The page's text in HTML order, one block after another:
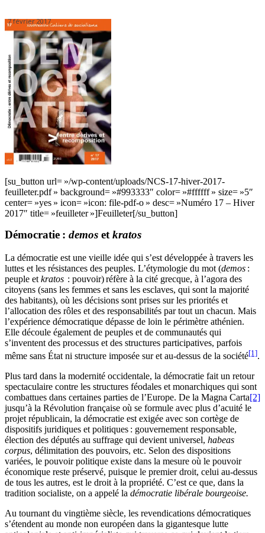
7 février 2017
[su_button url= »/wp-content/uploads/NCS-17-hiver-2017-
feuilleter.pdf » background= »#993333″ color= »#ffffff » size= »5″
center= »yes » icon= »icon: file-pdf-o » desc= »Numéro 17 – Hiver
2017″ title= »feuilleter »]Feuilleter[/su_button]
Démocratie : demos et kratos
La démocratie est une vieille idée qui s’est développée à travers les
luttes et les résistances des peuples. L’étymologie du mot (demos :
peuple et kratos : pouvoir) réfère à la cité grecque, à l’agora des
citoyens (sans les femmes et sans les esclaves, qui sont la majorité
des habitants), où les décisions sont prises sur les priorités et
l’allocation des rôles et des responsabilités par tout un chacun. Mais
l’expérience démocratique dépasse de loin le périmètre athénien.
Elle découle également de peuples et de communautés qui
s’inventent des processus et des structures participatives, parfois
même sans État ni structure imposée sur et au-dessus de la société[1].
Plus tard dans la modernité occidentale, la démocratie fait un retour
spectaculaire contre les structures féodales et monarchiques qui sont
combattues dans certaines parties de l’Europe. De la Magna Carta[2]
jusqu’à la Révolution française où se formule avec plus d’acuité le
projet républicain, la démocratie est exigée avec son cortège de
dispositifs juridiques et politiques : gouvernement responsable,
élection des députés au suffrage qui devient universel, habeas
corpus, délimitation des pouvoirs, etc. Selon des dispositions
variées, le pouvoir politique existe dans la mesure où le pouvoir
économique reste préservé, puisque le premier droit, celui au-dessus
de tous les autres, est le droit à la propriété. C’est ce que, dans la
tradition socialiste, on a appelé la démocratie libérale bourgeoise.
Au tournant du vingtième siècle, les revendications démocratiques
s’étendent au monde non européen dans la gigantesque lutte